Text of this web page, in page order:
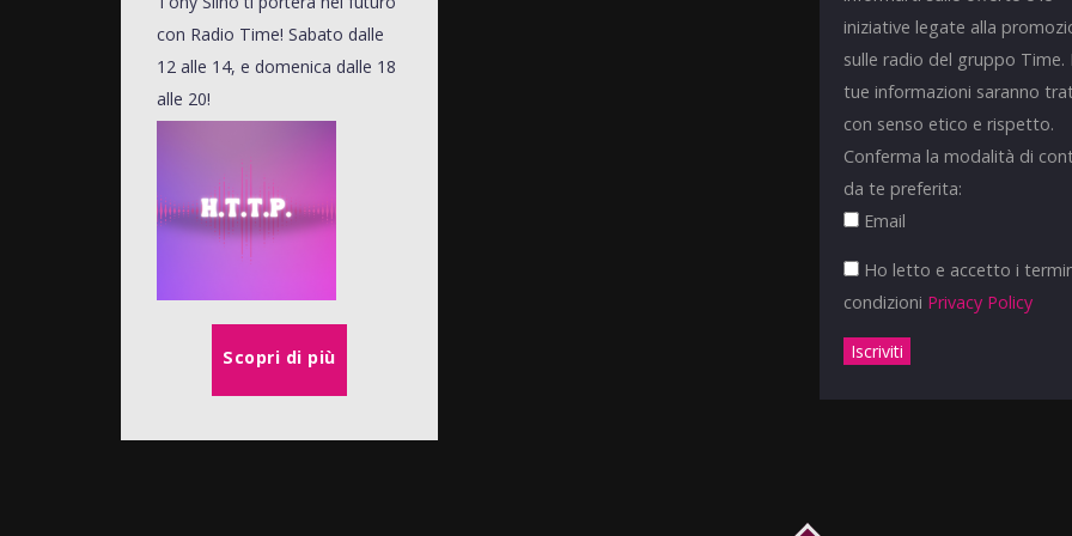
con Radio Time! Sabato dalle
12 alle 14, e domenica dalle 18
alle 20!
Scopri di più
iniziative legate alla
sulle radio del gruppo Time.
tue informazioni saranno
con senso etico e rispetto.
Conferma la modalità di
da te preferita:
Email
Ho letto e accetto i
condizioni Privacy Policy